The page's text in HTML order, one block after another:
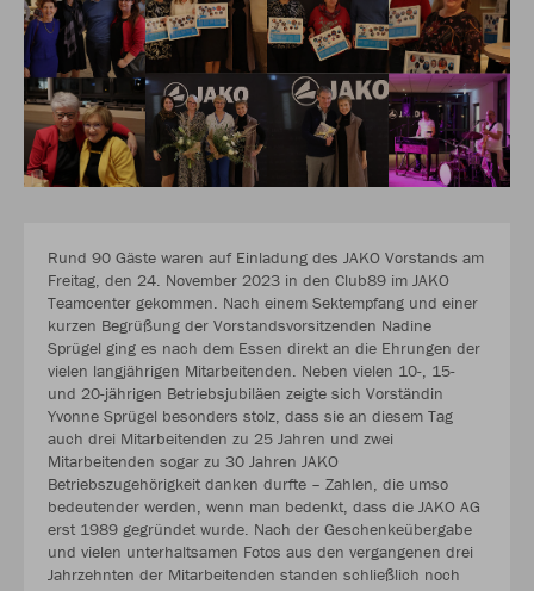
Rund 90 Gäste waren auf Einladung des JAKO Vorstands am
Freitag, den 24. November 2023 in den Club89 im JAKO
Teamcenter gekommen. Nach einem Sektempfang und einer
kurzen Begrüßung der Vorstandsvorsitzenden Nadine
Sprügel ging es nach dem Essen direkt an die Ehrungen der
vielen langjährigen Mitarbeitenden. Neben vielen 10-, 15-
und 20-jährigen Betriebsjubiläen zeigte sich Vorständin
Yvonne Sprügel besonders stolz, dass sie an diesem Tag
auch drei Mitarbeitenden zu 25 Jahren und zwei
Mitarbeitenden sogar zu 30 Jahren JAKO
Betriebszugehörigkeit danken durfte – Zahlen, die umso
bedeutender werden, wenn man bedenkt, dass die JAKO AG
erst 1989 gegründet wurde. Nach der Geschenkeübergabe
und vielen unterhaltsamen Fotos aus den vergangenen drei
Jahrzehnten der Mitarbeitenden standen schließlich noch